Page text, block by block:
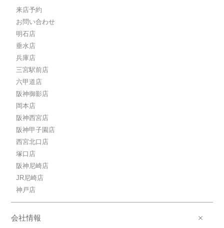
来店予約
お問い合わせ
明石店
垂水店
兵庫店
三宮駅前店
六甲道店
阪神御影店
岡本店
阪神西宮店
阪神甲子園店
西宮北口店
塚口店
阪神尼崎店
JR尼崎店
神戸店
会社情報